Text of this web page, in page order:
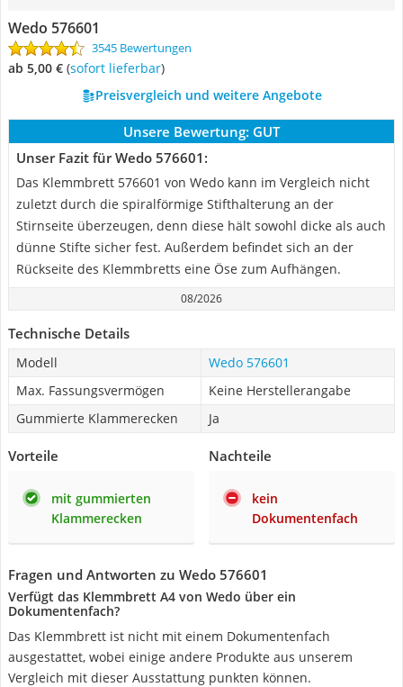
Wedo 576601
3545 Bewertungen
ab 5,00 € ( Sofort lieferbar)
Preisvergleich und weitere Angebote
Unsere Bewertung: GUT
Unser Fazit für Wedo 576601:
Das Klemmbrett 576601 von Wedo kann im Vergleich nicht
zuletzt durch die spiralförmige Stifthalterung an der
Stirnseite überzeugen, denn diese hält sowohl dicke als auch
dünne Stifte sicher fest. Außerdem befindet sich an der
Rückseite des Klemmbretts eine Öse zum Aufhängen.
08/2026
Technische Details
Modell
Wedo 576601
Max. Fassungsvermögen
Keine Herstellerangabe
Gummierte Klammerecken
Ja
Vorteile
mit gummierten
Klammerecken
Nachteile
kein
Dokumentenfach
Fragen und Antworten zu Wedo 576601
Verfügt das Klemmbrett A4 von Wedo über ein
Dokumentenfach?
Das Klemmbrett ist nicht mit einem Dokumentenfach
ausgestattet, wobei einige andere Produkte aus unserem
Vergleich mit dieser Ausstattung punkten können.